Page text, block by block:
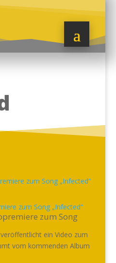
zum Song „Infected“
zum Song
ein Video zum
vom kommenden Album